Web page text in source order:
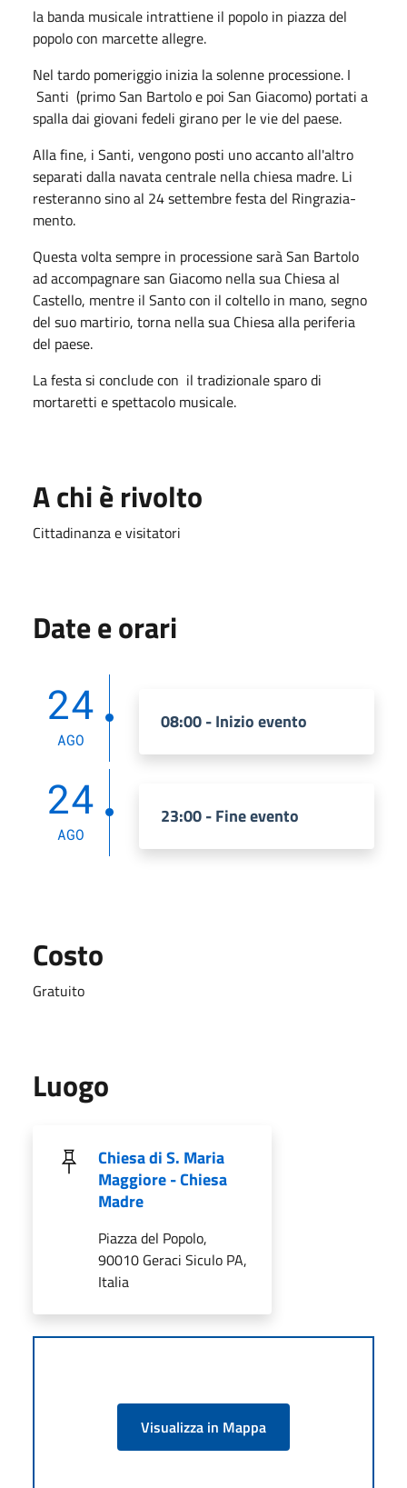
la banda musicale intrattiene il popolo in piazza del
popolo con marcette allegre.
Nel tardo pomeriggio inizia la solenne processione. I
Santi (primo San Bartolo e poi San Giacomo) portati a
spalla dai giovani fedeli girano per le vie del paese.
Alla fine, i Santi, vengono posti uno accanto all'al­tro
separati dalla navata centrale nella chiesa madre. Li
resteranno sino al 24 settembre festa del Ringrazia­
mento.
Questa volta sempre in processione sarà San Bartolo
ad accompagnare san Giacomo nella sua Chiesa al
Castel­lo, mentre il Santo con il coltello in mano, segno
del suo martirio, torna nella sua Chiesa alla periferia
del paese.
La festa si conclude con il tradizio­nale sparo di
mortaretti e spettacolo musicale.
A chi è rivolto
Cittadinanza e visitatori
Date e orari
24
AGO
08:00 - Inizio evento
24
AGO
23:00 - Fine evento
Costo
Gratuito
Luogo
Chiesa di S. Maria
Maggiore - Chiesa
Madre
Piazza del Popolo,
90010 Geraci Siculo PA,
Italia
Visualizza in Mappa